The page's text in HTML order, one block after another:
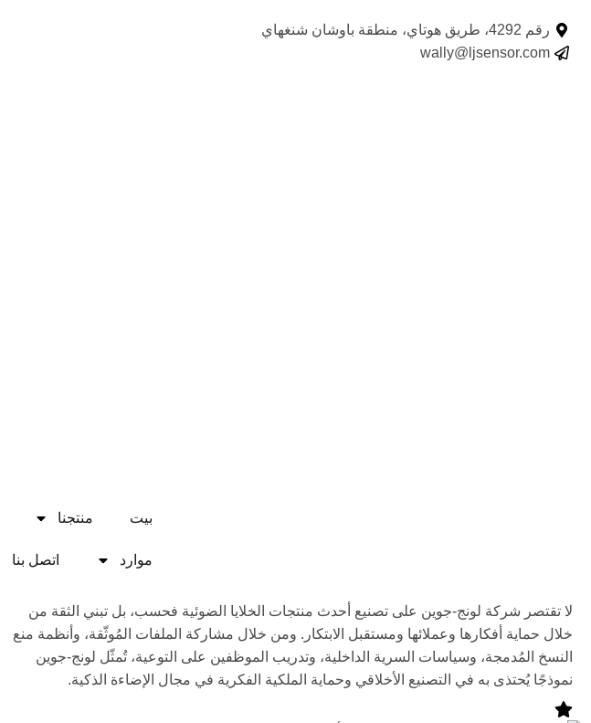
رقم 4292، طريق هوتاي، منطقة باوشان شنغهاي
wally@ljsensor.com
بيت منتجنا
موارد اتصل بنا
لا تقتصر شركة لونج-جوين على تصنيع أحدث منتجات الخلايا الضوئية فحسب، بل تبني الثقة من
خلال حماية أفكارها وعملائها ومستقبل الابتكار. ومن خلال مشاركة الملفات المُوثّقة، وأنظمة منع
النسخ المُدمجة، وسياسات السرية الداخلية، وتدريب الموظفين على التوعية، تُمثّل لونج-جوين
نموذجًا يُحتذى به في التصنيع الأخلاقي وحماية الملكية الفكرية في مجال الإضاءة الذكية.